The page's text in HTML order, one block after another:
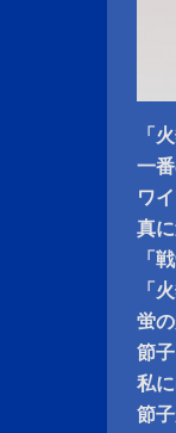
「
一
ワ
真
「
「
蛍
節
私
節